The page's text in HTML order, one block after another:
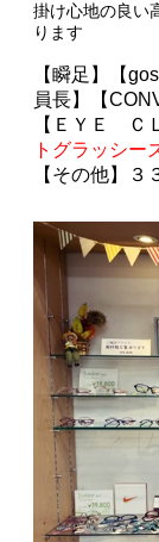
掛け心地の良い
ります
【瞬足】
【
員長】【
【ＥＹＥ Ｃ
トグラッシー
【 その他】３